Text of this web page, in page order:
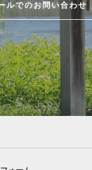
ルでのお問い合わせ